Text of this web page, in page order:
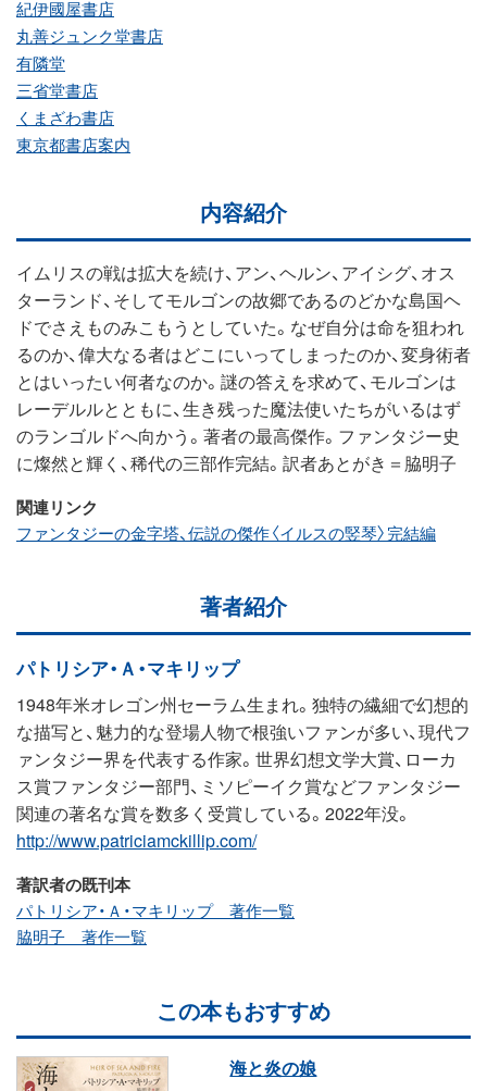
紀伊國屋書店
丸善ジュンク堂書店
有隣堂
三省堂書店
くまざわ書店
東京都書店案内
内容紹介
イムリスの戦は拡大を続け、アン、ヘルン、アイシグ、オス
ターランド、そしてモルゴンの故郷であるのどかな島国ヘ
ドでさえものみこもうとしていた。なぜ自分は命を狙われ
るのか、偉大なる者はどこにいってしまったのか、変身術者
とはいったい何者なのか。謎の答えを求めて、モルゴンは
レーデルルとともに、生き残った魔法使いたちがいるはず
のランゴルドへ向かう。著者の最高傑作。ファンタジー史
に燦然と輝く、稀代の三部作完結。訳者あとがき＝脇明子
関連リンク
ファンタジーの金字塔、伝説の傑作〈イルスの竪琴〉完結編
著者紹介
パトリシア・Ａ・マキリップ
1948年米オレゴン州セーラム生まれ。独特の繊細で幻想的
な描写と、魅力的な登場人物で根強いファンが多い、現代フ
ァンタジー界を代表する作家。世界幻想文学大賞、ローカ
ス賞ファンタジー部門、ミソピーイク賞などファンタジー
関連の著名な賞を数多く受賞している。2022年没。
http://www.patriciamckillip.com/
著訳者の既刊本
パトリシア・Ａ・マキリップ 著作一覧
脇明子 著作一覧
この本もおすすめ
海と炎の娘